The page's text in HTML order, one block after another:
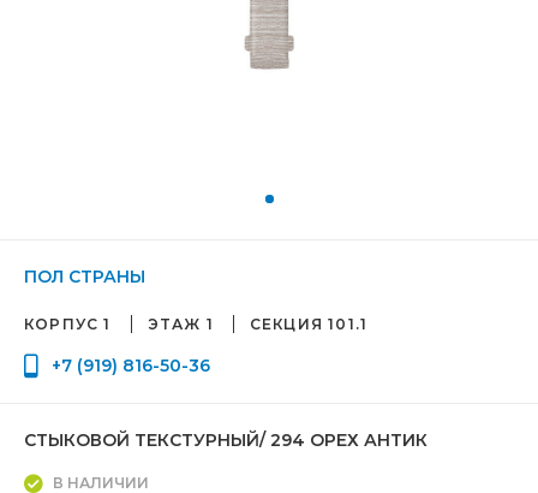
ПОЛ СТРАНЫ
КОРПУС 1 ЭТАЖ 1 СЕКЦИЯ 101.1
+7 (919) 816-50-36
СТЫКОВОЙ ТЕКСТУРНЫЙ/ 294 ОРЕХ АНТИК
В НАЛИЧИИ